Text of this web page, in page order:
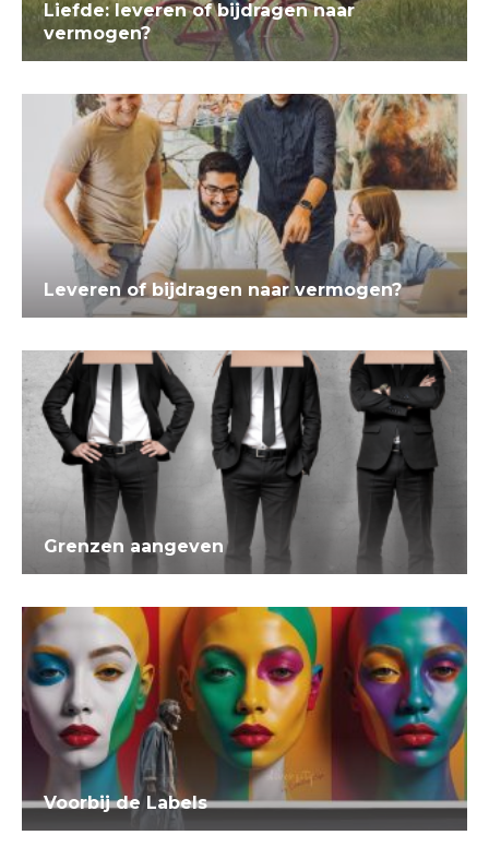
Liefde: leveren of bijdragen naar
vermogen?
Leveren of bijdragen naar vermogen?
Grenzen aangeven
Voorbij de Labels